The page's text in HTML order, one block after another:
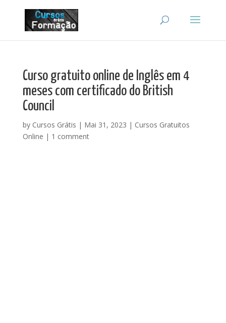
Curso gratuito online de Inglês em 4
meses com certificado do British
Council
by Cursos Grátis | Mai 31, 2023 | Cursos Gratuitos
Online | 1 comment